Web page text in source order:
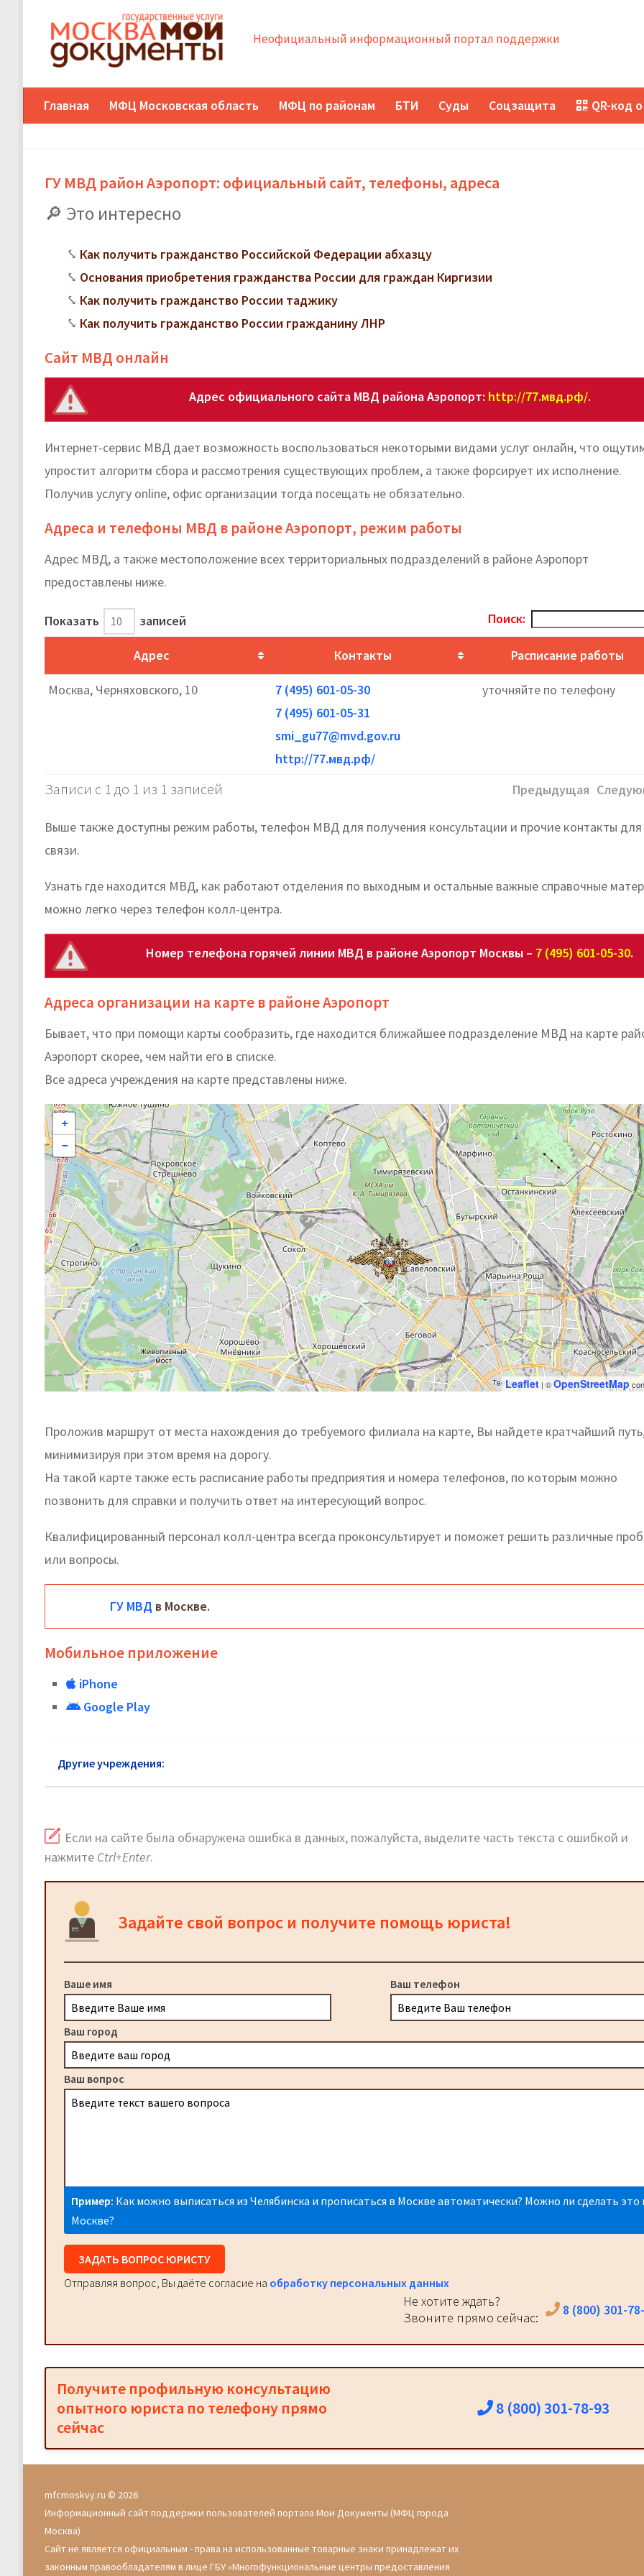
Неофициальный информационный портал поддержки
Главная МФЦ Московская область МФЦ по районам БТИ Суды Соцзащита QR-код
ГУ МВД район Аэропорт: официальный сайт, телефоны, адреса
Это интересно
Как получить гражданство Российской Федерации абхазцу
Основания приобретения гражданства России для граждан Киргизии
Как получить гражданство России таджику
Как получить гражданство России гражданину ЛНР
Сайт МВД онлайн
Адрес официального сайта МВД района Аэропорт: http://77.мвд.рф/.
Интернет-сервис МВД дает возможность воспользоваться некоторыми видами услуг онлайн, что
упростит алгоритм сбора и рассмотрения существующих проблем, а также форсирует их исполнение.
Получив услугу online, офис организации тогда посещать не обязательно.
Адреса и телефоны МВД в районе Аэропорт, режим работы
Адрес МВД, а также местоположение всех территориальных подразделений в районе Аэропорт
предоставлены ниже.
Показать записей Поиск:
Адрес Контакты Расписание работы
Москва, Черняховского, 10
7 (495) 601-05-30
7 (495) 601-05-31
smi_gu77@mvd.gov.ru
http://77.мвд.рф/
уточняйте по телефону
Записи с 1 до 1 из 1 записей Предыдущая
Выше также доступны режим работы, телефон МВД для получения консультации и прочие контакты для
связи.
Узнать где находится МВД, как работают отделения по выходным и остальные важные справочные
можно легко через телефон колл-центра.
Номер телефона горячей линии МВД в районе Аэропорт Москвы – 7 (495) 601-05-30.
Адреса организации на карте в районе Аэропорт
Бывает, что при помощи карты сообразить, где находится ближайшее подразделение МВД на карте
Аэропорт скорее, чем найти его в списке.
Все адреса учреждения на карте представлены ниже.
+
−
Leaflet| ©OpenStreetMap
Проложив маршрут от места нахождения до требуемого филиала на карте, Вы найдете кратчайший
минимизируя при этом время на дорогу.
На такой карте также есть расписание работы предприятия и номера телефонов, по которым можно
позвонить для справки и получить ответ на интересующий вопрос.
Квалифицированный персонал колл-центра всегда проконсультирует и поможет решить различные
или вопросы.
ГУ МВД в Москве.
Мобильное приложение
iPhone
Google Play
Другие учреждения:
Если на сайте была обнаружена ошибка в данных, пожалуйста, выделите часть текста с ошибкой и
нажмите Ctrl+Enter.
Задайте свой вопрос и получите помощь юриста!
Ваше имя Ваш телефон
Ваш город
Ваш вопрос
Пример: Как можно выписаться из Челябинска и прописаться в Москве автоматически? Можно ли сделать это
Москве?
ЗАДАТЬ ВОПРОС ЮРИСТУ
Отправляя вопрос, Вы даёте согласие на обработку персональных данных
Не хотите ждать?
Звоните прямо сейчас:
8 (800) 301-
Получите профильную консультацию
опытного юриста по телефону прямо
сейчас
8 (800) 301-78-93
mfcmoskvy.ru © 2026
Информационный сайт поддержки пользователей портала Мои Документы (МФЦ города
Москва)
Сайт не является официальным - права на использованные товарные знаки принадлежат их
законным правообладателям в лице ГБУ «Многофункциональные центры предоставления